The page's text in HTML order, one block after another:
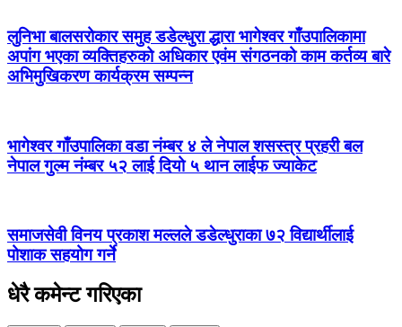
लुनिभा बालसरोकार समुह डडेल्धुरा द्धारा भागेश्वर गाँउपालिकामा
अपांग भएका व्यक्तिहरुको अधिकार एवंम संगठनको काम कर्तव्य बारे
अभिमुखिकरण कार्यक्रम सम्पन्न
भागेश्वर गाँउपालिका वडा नंम्बर ४ ले नेपाल शसस्त्र प्रहरी बल
नेपाल गुल्म नंम्बर ५२ लाई दियो ५ थान लाईफ ज्याकेट
समाजसेवी विनय प्रकाश मल्लले डडेल्धुराका ७२ विद्यार्थीलाई
पोशाक सहयोग गर्ने
धेरै कमेन्ट गरिएका